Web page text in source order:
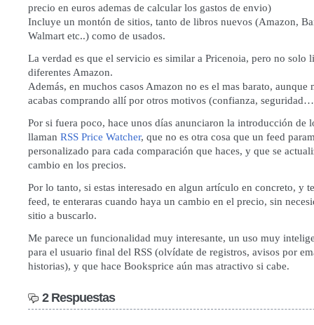
precio en euros ademas de calcular los gastos de envio)
Incluye un montón de sitios, tanto de libros nuevos (Amazon,
Walmart etc..) como de usados.
La verdad es que el servicio es similar a Pricenoia, pero no solo
diferentes Amazon.
Además, en muchos casos Amazon no es el mas barato, aunque
acabas comprando allí por otros motivos (confianza,
Por si fuera poco, hace unos días anunciaron la introducción de
llaman RSS Price Watcher, que no es otra cosa que un feed
personalizado para cada comparación que haces, y que se
cambio en los precios.
Por lo tanto, si estas interesado en algun artículo en concreto, y
feed, te enteraras cuando haya un cambio en el precio, sin
sitio a buscarlo.
Me parece un funcionalidad muy interesante, un uso muy
para el usuario final del RSS (olvídate de registros, avisos por
historias), y que hace Booksprice aún mas atractivo si cabe.
2 Respuestas